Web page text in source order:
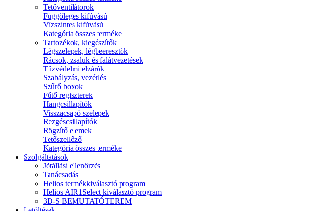
Tetőventilátorok
Függőleges kifúvású
Vízszintes kifúvású
Kategória összes terméke
Tartozékok, kiegészítők
Légszelepek, légbeeresztők
Rácsok, zsaluk és falátvezetések
Tűzvédelmi elzárók
Szabályzás, vezérlés
Szűrő boxok
Fűtő regiszterek
Hangcsillapítók
Visszacsapó szelepek
Rezgéscsillapítók
Rögzítő elemek
Tetőszellőző
Kategória összes terméke
Szolgáltatások
Jótállási ellenőrzés
Tanácsadás
Helios termékkiválasztó program
Helios AIR1Select kiválasztó program
3D-S BEMUTATÓTEREM